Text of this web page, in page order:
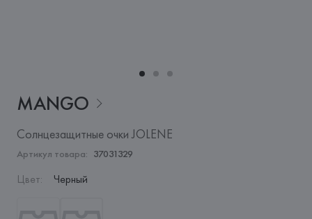
MANGO
Солнцезащитные очки JOLENE
Артикул товара: 37031329
Цвет: Черный